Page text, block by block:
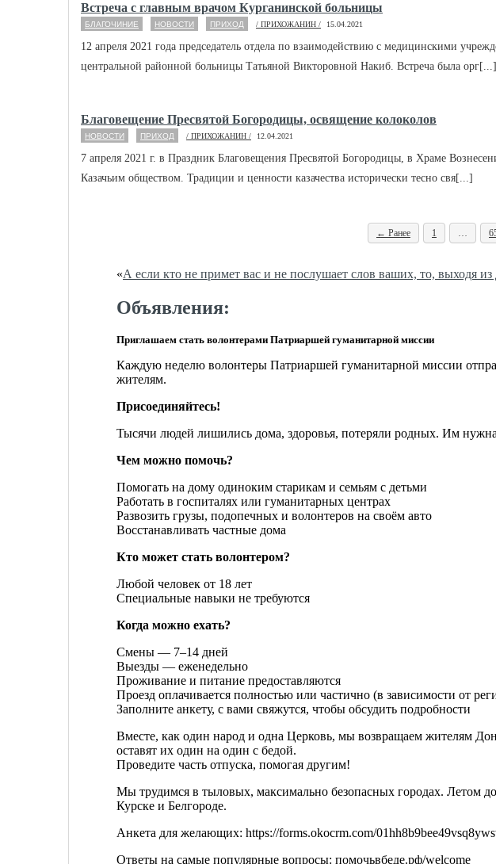
Встреча с главным врачом Курганинской больницы
БЛАГОЧИНИЕ НОВОСТИ ПРИХОД / ПРИХОЖАНИН / 15.04.2021
12 апреля 2021 года председатель отдела по взаимодействию с медицинскими
центральной районной больницы Татьяной Викторовной Накиб. Встреча была орг[...]
Благовещение Пресвятой Богородицы, освящение колоколов
НОВОСТИ ПРИХОД / ПРИХОЖАНИН / 12.04.2021
7 апреля 2021 г. в Праздник Благовещения Пресвятой Богородицы, в Храме
Казачьим обществом. Традиции и ценности казачества исторически тесно свя[...]
← Ранее 1 …
«А если кто не примет вас и не послушает слов ваших, то, выходя
Объявления:
Приглашаем стать волонтерами Патриаршей гуманитарной миссии
Каждую неделю волонтеры Патриаршей гуманитарной миссии
жителям.
Присоединяйтесь!
Тысячи людей лишились дома, здоровья, потеряли родных. Им
Чем можно помочь?
Помогать на дому одиноким старикам и семьям с детьми
Работать в госпиталях или гуманитарных центрах
Развозить грузы, подопечных и волонтеров на своём авто
Восстанавливать частные дома
Кто может стать волонтером?
Любой человек от 18 лет
Специальные навыки не требуются
Когда можно ехать?
Смены — 7–14 дней
Выезды — еженедельно
Проживание и питание предоставляются
Проезд оплачивается полностью или частично (в зависимости от
Заполните анкету, с вами свяжутся, чтобы обсудить подробности
Вместе, как один народ и одна Церковь, мы возвращаем жителям
оставят их один на один с бедой.
Проведите часть отпуска, помогая другим!
Мы трудимся в тыловых, максимально безопасных городах. Летом
Курске и Белгороде.
Анкета для желающих: https://forms.okocrm.com/
Ответы на самые популярные вопросы: помочьвбеде.рф/welcome